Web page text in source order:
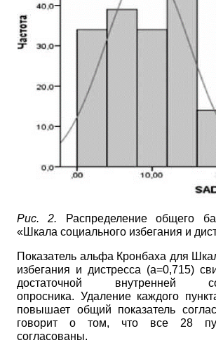
Рис. 2. Распределение общего
«Шкала социального избегания и
Показатель альфа Кронбаха для
избегания и дистресса (а=0,715)
достаточной внутренней
опросника. Удаление каждого
повышает общий показатель
говорит о том, что все 28
согласованы.